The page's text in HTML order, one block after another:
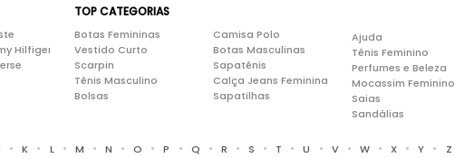
Hilfiger
TOP CATEGORIAS
Botas Femininas
Vestido Curto
Scarpin
Tênis Masculino
Bolsas
Camisa Polo
Botas Masculinas
Sapatênis
Calça Jeans Feminina
Sapatilhas
Ajuda
Tênis Feminino
Perfumes e Beleza
Mocassim Feminino
Saias
Sandálias
• K • L • M • N • O • P • Q • R • S • T • U • V • W • X • Y • Z